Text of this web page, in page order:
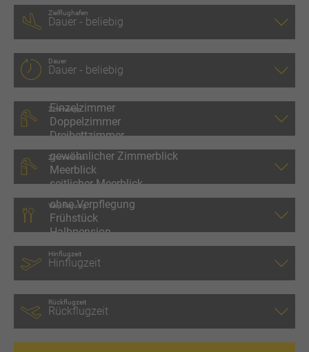
Zielflughafen
Dauer
Zimmertyp
Zimmerblick
Verpflegung
Hinflugzeit
Rückflugzeit